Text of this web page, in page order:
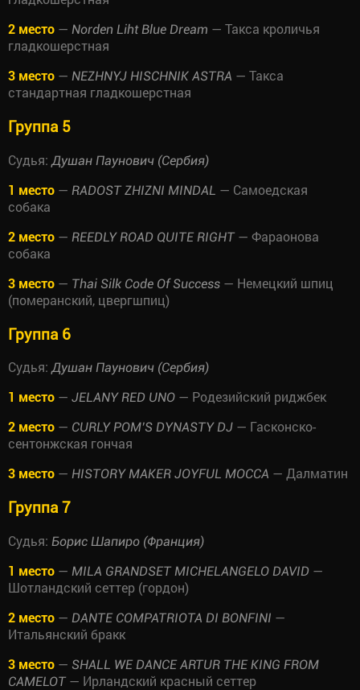
2 место — Norden Liht Blue Dream — Такса кроличья
гладкошерстная
3 место — NEZHNYJ HISCHNIK ASTRA — Такса
стандартная гладкошерстная
Группа 5
Судья: Душан Паунович (Сербия)
1 место — RADOST ZHIZNI MINDAL — Самоедская
собака
2 место — REEDLY ROAD QUITE RIGHT— Фараонова
собака
3 место — Thai Silk Code Of Success — Немецкий шпиц
(померанский, цвергшпиц)
Группа 6
Судья: Душан Паунович (Сербия)
1 место — JELANY RED UNO — Родезийский риджбек
2 место — CURLY POM’S DYNASTY DJ — Гасконско-
сентонжская гончая
3 место — HISTORY MAKER JOYFUL MOCCA — Далматин
Группа 7
Судья: Борис Шапиро (Франция)
1 место — MILA GRANDSET MICHELANGELO DAVID —
Шотландский сеттер (гордон)
2 место — DANTE COMPATRIOTA DI BONFINI —
Итальянский бракк
3 место — SHALL WE DANCE ARTUR THE KING FROM
CAMELOT— Ирландский красный сеттер